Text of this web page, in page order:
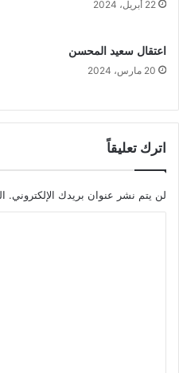
22 أبريل، 2024
اعتقال سعيد المحسن
20 مارس، 2024
اترك تعليقاً
لن يتم نشر عنوان بريدك الإلكتروني.